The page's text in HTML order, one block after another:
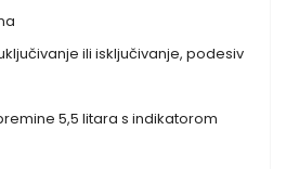
ili isključivanje, podesiv
5,5 litara s indikatorom